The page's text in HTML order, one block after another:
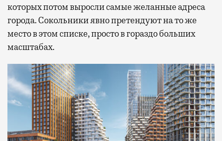
которых потом выросли самые желанные адреса
города. Сокольники явно претендуют на то же
место в этом списке, просто в гораздо больших
масштабах.